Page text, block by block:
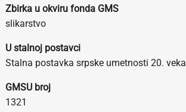
Zbirka u okviru fonda GMS
slikarstvo
U stalnoj postavci
Stalna postavka srpske umetnosti 20. veka
GMSU broj
1321